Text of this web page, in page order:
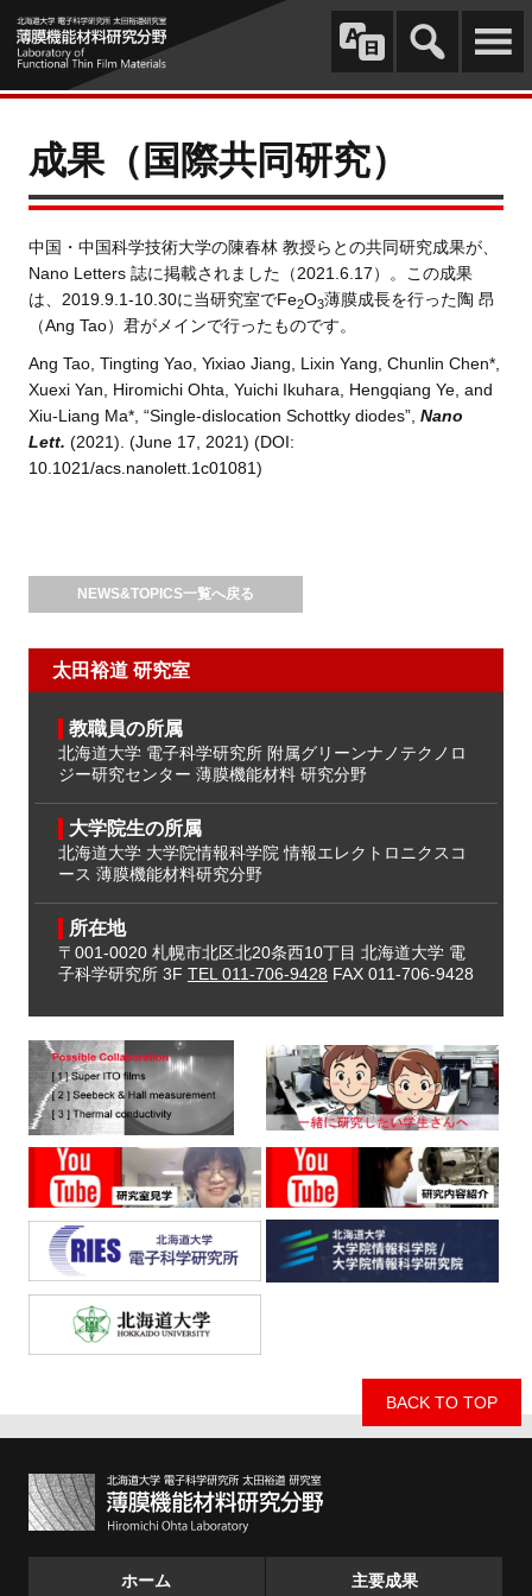
成果（国際共同研究）
中国・中国科学技術大学の陳春林 教授らとの共同研究成果が、
Nano Letters 誌に掲載されました（2021.6.17）。この成果
は、2019.9.1-10.30に当研究室でFe2O3薄膜成長を行った陶 昂
（Ang Tao）君がメインで行ったものです。
Ang Tao, Tingting Yao, Yixiao Jiang, Lixin Yang, Chunlin Chen*,
Xuexi Yan, Hiromichi Ohta, Yuichi Ikuhara, Hengqiang Ye, and
Xiu-Liang Ma*, “Single-dislocation Schottky diodes”, Nano
Lett. (2021). (June 17, 2021) (DOI:
10.1021/acs.nanolett.1c01081)
NEWS&TOPICS一覧へ戻る
太田裕道 研究室
教職員の所属
北海道大学 電子科学研究所附属グリーンナノテクノロ
ジー研究センター 薄膜機能材料 研究分野
大学院生の所属
北海道大学 大学院情報科学院 情報エレクトロニクスコ
ース 薄膜機能材料研究分野
所在地
〒001-0020札幌市北区北20条西10丁目 北海道大学 電
子科学研究所 3F TEL 011-706-9428 FAX 011-706-9428
ホーム 主要成果
BACK TO TOP